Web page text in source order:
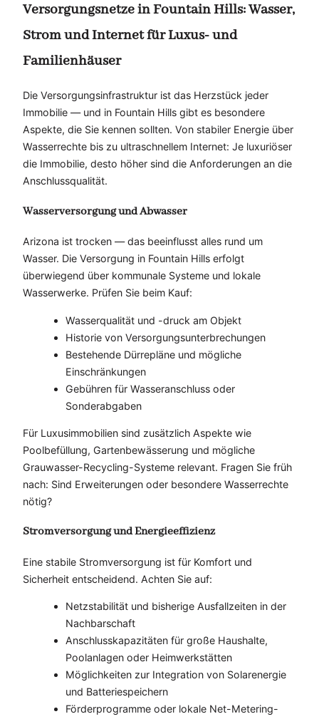
Versorgungsnetze in Fountain Hills: Wasser,
Strom und Internet für Luxus- und
Familienhäuser
Die Versorgungsinfrastruktur ist das Herzstück jeder
Immobilie — und in Fountain Hills gibt es besondere
Aspekte, die Sie kennen sollten. Von stabiler Energie über
Wasserrechte bis zu ultraschnellem Internet: Je luxuriöser
die Immobilie, desto höher sind die Anforderungen an die
Anschlussqualität.
Wasserversorgung und Abwasser
Arizona ist trocken — das beeinflusst alles rund um
Wasser. Die Versorgung in Fountain Hills erfolgt
überwiegend über kommunale Systeme und lokale
Wasserwerke. Prüfen Sie beim Kauf:
Wasserqualität und -druck am Objekt
Historie von Versorgungsunterbrechungen
Bestehende Dürrepläne und mögliche
Einschränkungen
Gebühren für Wasseranschluss oder
Sonderabgaben
Für Luxusimmobilien sind zusätzlich Aspekte wie
Poolbefüllung, Gartenbewässerung und mögliche
Grauwasser-Recycling-Systeme relevant. Fragen Sie früh
nach: Sind Erweiterungen oder besondere Wasserrechte
nötig?
Stromversorgung und Energieeffizienz
Eine stabile Stromversorgung ist für Komfort und
Sicherheit entscheidend. Achten Sie auf:
Netzstabilität und bisherige Ausfallzeiten in der
Nachbarschaft
Anschlusskapazitäten für große Haushalte,
Poolanlagen oder Heimwerkstätten
Möglichkeiten zur Integration von Solarenergie
und Batteriespeichern
Förderprogramme oder lokale Net-Metering-